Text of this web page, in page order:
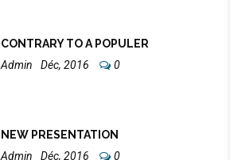
CONTRARY TO A POPULER
Admin
Déc, 2016 0
NEW PRESENTATION
Admin
Déc, 2016 0